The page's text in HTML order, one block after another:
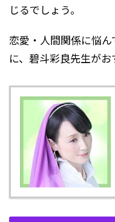
じるでしょう。
恋愛・人間関係に悩
に、碧斗彩良先生がお